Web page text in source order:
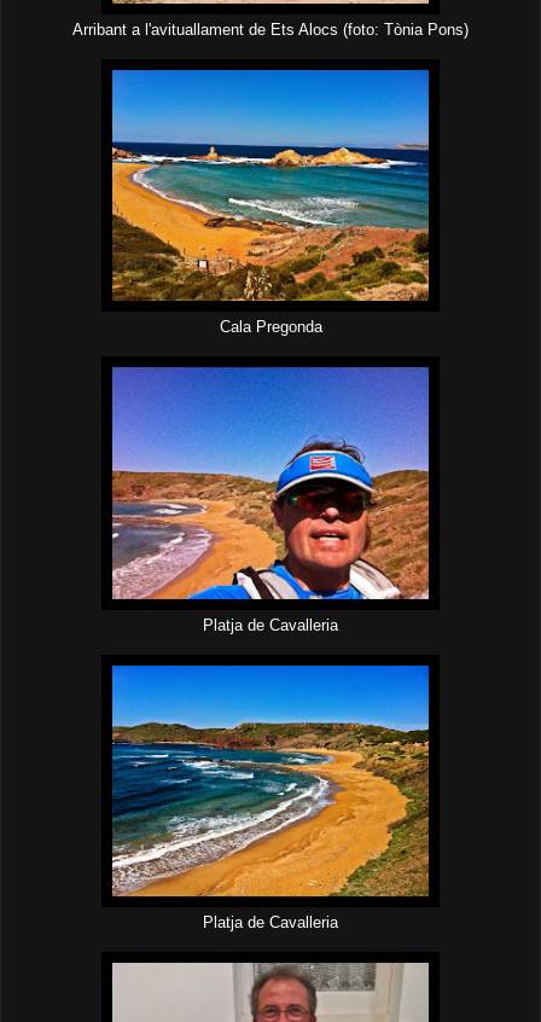
Arribant a l'avituallament de Ets Alocs (foto: Tònia Pons)
Cala Pregonda
Platja de Cavalleria
Platja de Cavalleria